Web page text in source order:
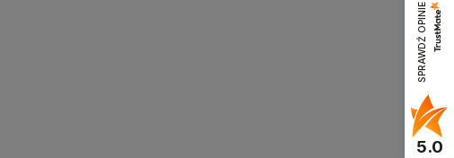
SPRAWDŹ OPINIE
5.0